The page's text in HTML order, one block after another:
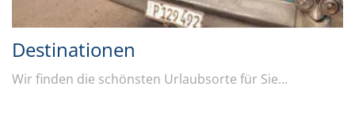
Destinationen
Wir finden die schönsten Urlaubsorte für Sie...